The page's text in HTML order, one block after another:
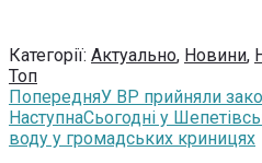
Категорії: Актуально, Новини,
Топ
ПопередняУ ВР прийняли
НаступнаСьогодні у
воду у громадських криницях